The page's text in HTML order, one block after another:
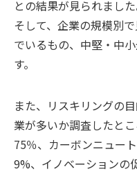
との結果が見られました
そして、企業の規模別
でいるもの、中堅・中
す。
また、リスキリングの
業が多いか調査したと
75％、カーボンニュー
9%、イノベーションの